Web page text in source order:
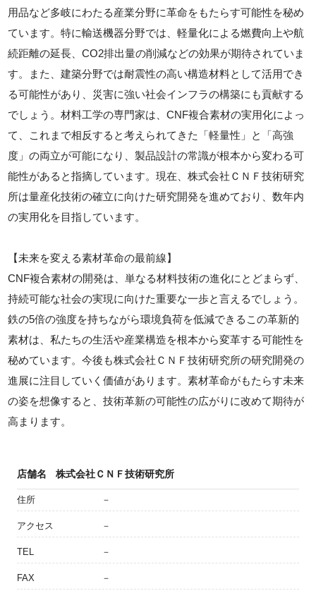
用品など多岐にわたる産業分野に革命をもたらす可能性を秘め
ています。特に輸送機器分野では、軽量化による燃費向上や航
続距離の延長、CO2排出量の削減などの効果が期待されていま
す。また、建築分野では耐震性の高い構造材料として活用でき
る可能性があり、災害に強い社会インフラの構築にも貢献する
でしょう。材料工学の専門家は、CNF複合素材の実用化によっ
て、これまで相反すると考えられてきた「軽量性」と「高強
度」の両立が可能になり、製品設計の常識が根本から変わる可
能性があると指摘しています。現在、株式会社ＣＮＦ技術研究
所は量産化技術の確立に向けた研究開発を進めており、数年内
の実用化を目指しています。
【未来を変える素材革命の最前線】
CNF複合素材の開発は、単なる材料技術の進化にとどまらず、
持続可能な社会の実現に向けた重要な一歩と言えるでしょう。
鉄の5倍の強度を持ちながら環境負荷を低減できるこの革新的
素材は、私たちの生活や産業構造を根本から変革する可能性を
秘めています。今後も株式会社ＣＮＦ技術研究所の研究開発の
進展に注目していく価値があります。素材革命がもたらす未来
の姿を想像すると、技術革新の可能性の広がりに改めて期待が
高まります。
店舗名 株式会社ＣＮＦ技術研究所
住所 －
アクセス －
TEL －
FAX －